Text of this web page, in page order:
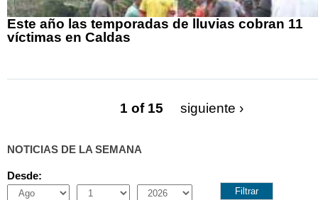
Este año las temporadas de lluvias cobran 11
víctimas en Caldas
1 of 15 siguiente ›
NOTICIAS DE LA SEMANA
Desde:
Month
Day Year